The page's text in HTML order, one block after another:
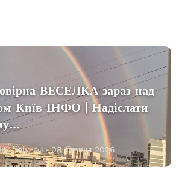
ВЕСЕЛКА зараз над
Київ ІНФО | Надіслати
08 Серпня 2026